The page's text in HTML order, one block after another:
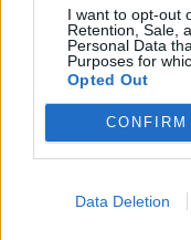
I want to opt-out
Retention, Sale,
Personal Data
Purposes for
Opted Out
CONFIRM
Data Deletion
20:17
Idegenben
Craiova az EL-
17:43
Két FK-játékos
Egy újonc